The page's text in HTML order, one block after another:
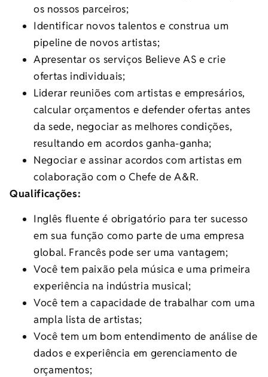
os nossos parceiros;
Identificar novos talentos e construa um
pipeline de novos artistas;
Apresentar os serviços Believe AS e crie
ofertas individuais;
Liderar reuniões com artistas e empresários,
calcular orçamentos e defender ofertas antes
da sede, negociar as melhores condições,
resultando em acordos ganha-ganha;
Negociar e assinar acordos com artistas em
colaboração com o Chefe de A&R.
Qualificações:
Inglês fluente é obrigatório para ter sucesso
em sua função como parte de uma empresa
global. Francês pode ser uma vantagem;
Você tem paixão pela música e uma primeira
experiência na indústria musical;
Você tem a capacidade de trabalhar com uma
ampla lista de artistas;
Você tem um bom entendimento de análise de
dados e experiência em gerenciamento de
orçamentos;